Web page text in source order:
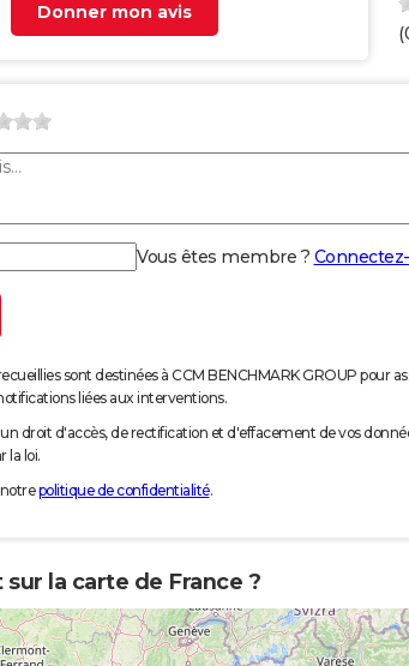
Donner mon avis
(
Vous êtes membre ?
sont destinées à CCM BENCHMARK GROUP pour
liées aux interventions.
droit d'accès, de rectification et d'effacement de vos
la loi.
politique de confidentialité.
la carte de France ?